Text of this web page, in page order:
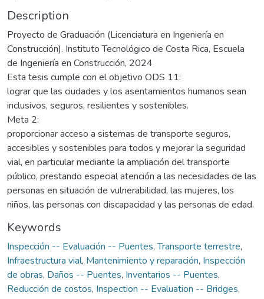
Description
Proyecto de Graduación (Licenciatura en Ingeniería en
Construcción). Instituto Tecnológico de Costa Rica, Escuela
de Ingeniería en Construcción, 2024
Esta tesis cumple con el objetivo ODS 11:
lograr que las ciudades y los asentamientos humanos sean
inclusivos, seguros, resilientes y sostenibles.
Meta 2:
proporcionar acceso a sistemas de transporte seguros,
accesibles y sostenibles para todos y mejorar la seguridad
vial, en particular mediante la ampliación del transporte
público, prestando especial atención a las necesidades de las
personas en situación de vulnerabilidad, las mujeres, los
niños, las personas con discapacidad y las personas de edad.
Keywords
Inspección -- Evaluación -- Puentes,Transporte terrestre,
Infraestructura vial, Mantenimiento y reparación, Inspección
de obras, Daños -- Puentes, Inventarios -- Puentes,
Reducción de costos, Inspection -- Evaluation -- Bridges,